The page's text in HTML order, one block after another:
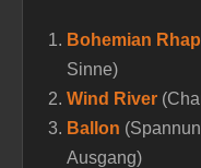
Bohemian
Sinne)
Wind River
Ballon
Ausgang)